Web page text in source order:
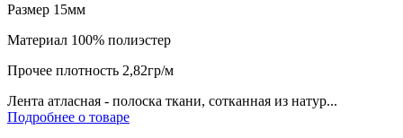
Размер 15мм
Материал 100% полиэстер
Прочее плотность 2,82гр/м
Лента атласная - полоска ткани, сотканная из натур...
Подробнее о товаре